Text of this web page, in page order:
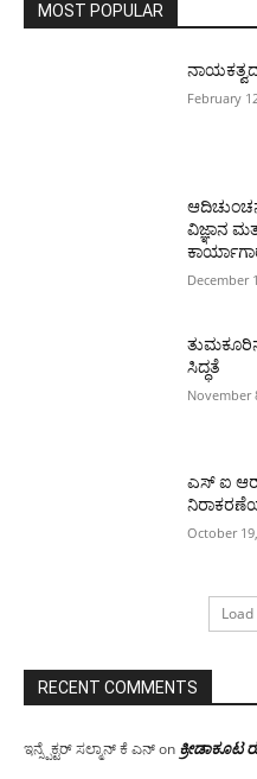
MOST POPULAR
February
ವಿಜ್ಞಾನ
December
ಸಿದ್ಧತೆ
November
ಎಸ್ ಐ
October
RECENT COMMENTS
ಇನ್ಸ್ಪೆಕ್ಟರ್ ಸಲ್ಮಾನ್ ಕೆ ಎನ್on